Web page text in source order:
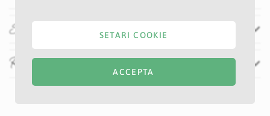
Specificatii
Recenzii
ACCEPTA
SETARI COOKIE